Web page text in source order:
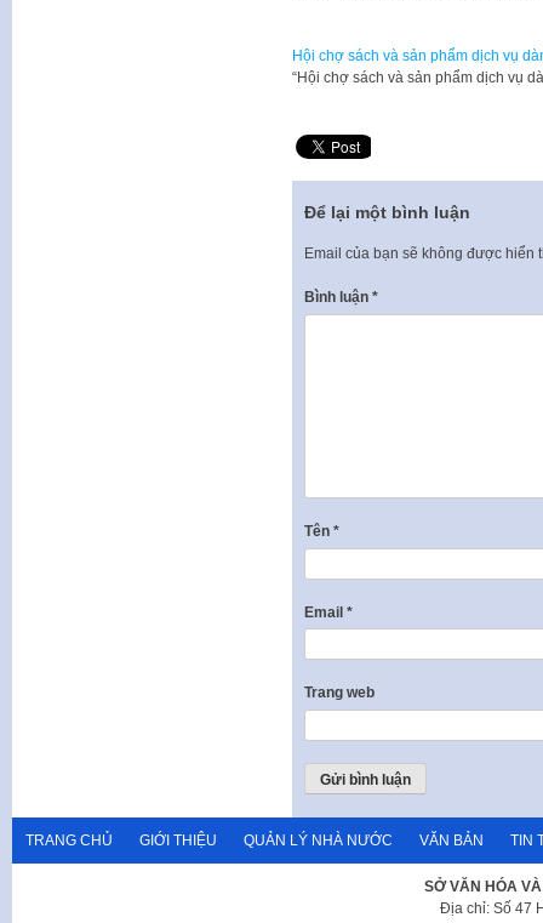
Hội chợ sách và sản phẩm dịch vụ
​“Hội chợ sách và sản phẩm dịch vụ
Để lại một bình luận
Email của bạn sẽ không được hiển
Bình luận *
Tên *
Email *
Trang web
TRANG CHỦ GIỚI THIỆU QUẢN LÝ NHÀ NƯỚC VĂN BẢN TIN
SỞ VĂN HÓA
Địa chỉ: Số 47